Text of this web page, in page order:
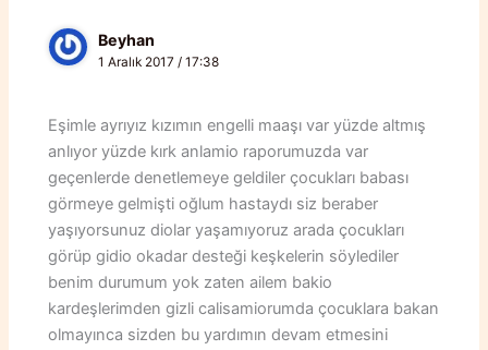
Beyhan
1 Aralık 2017 / 17:38
Eşimle ayrıyız kızımın engelli maaşı var yüzde altmış
anlıyor yüzde kırk anlamio raporumuzda var
geçenlerde denetlemeye geldiler çocukları babası
görmeye gelmişti oğlum hastaydı siz beraber
yaşıyorsunuz diolar yaşamıyoruz arada çocukları
görüp gidio okadar desteği keşkelerin söylediler
benim durumum yok zaten ailem bakio
kardeşlerimden gizli calisamiorumda çocuklara bakan
olmayınca sizden bu yardımın devam etmesini